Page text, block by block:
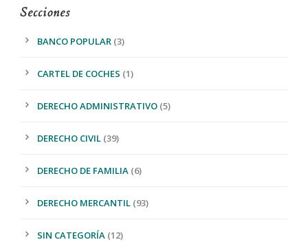
Secciones
BANCO POPULAR (3)
CARTEL DE COCHES (1)
DERECHO ADMINISTRATIVO (5)
DERECHO CIVIL (39)
DERECHO DE FAMILIA (6)
DERECHO MERCANTIL (93)
SIN CATEGORÍA (12)